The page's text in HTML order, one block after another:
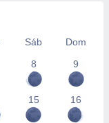
Sáb
Dom
8
9
15 16